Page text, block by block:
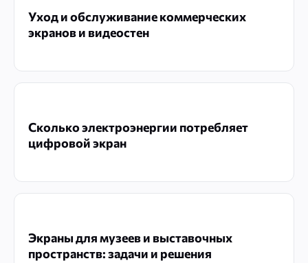
Уход и обслуживание коммерческих
экранов и видеостен
Сколько электроэнергии потребляет
цифровой экран
Экраны для музеев и выставочных
пространств: задачи и решения